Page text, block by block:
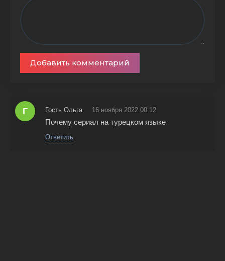
Добавить комментарий
Г Гость Ольга 16 ноября 2022 00:12
Почему сериал на турецком языке
Ответить